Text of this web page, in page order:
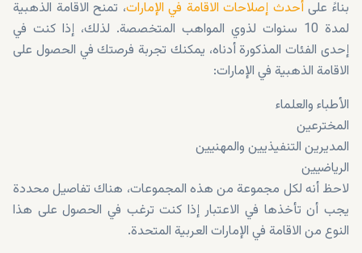
بناءً علىأحدث إصلاحات الاقامة في الإمارات، تمنح الاقامة الذهبية
لمدة 10 سنوات لذوي المواهب المتخصصة. لذلك، إذا كنت في
إحدى الفئات المذكورة أدناه، يمكنك تجربة فرصتك في الحصول على
الاقامة الذهبية في الإمارات:
الأطباء والعلماء
المخترعين
المديرين التنفيذيين والمهنيين
الرياضيين
لاحظ أنه لكل مجموعة من هذه المجموعات، هناك تفاصيل محددة
يجب أن تأخذها في الاعتبار إذا كنت ترغب في الحصول على هذا
النوع من الاقامة في الإمارات العربية المتحدة.